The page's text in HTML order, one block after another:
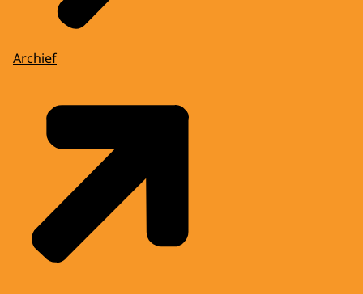
Archief